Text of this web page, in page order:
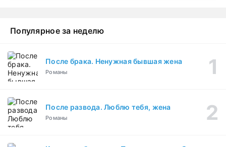
Популярное за неделю
После брака. Ненужная бывшая жена
Романы
После развода. Люблю тебя, жена
Романы